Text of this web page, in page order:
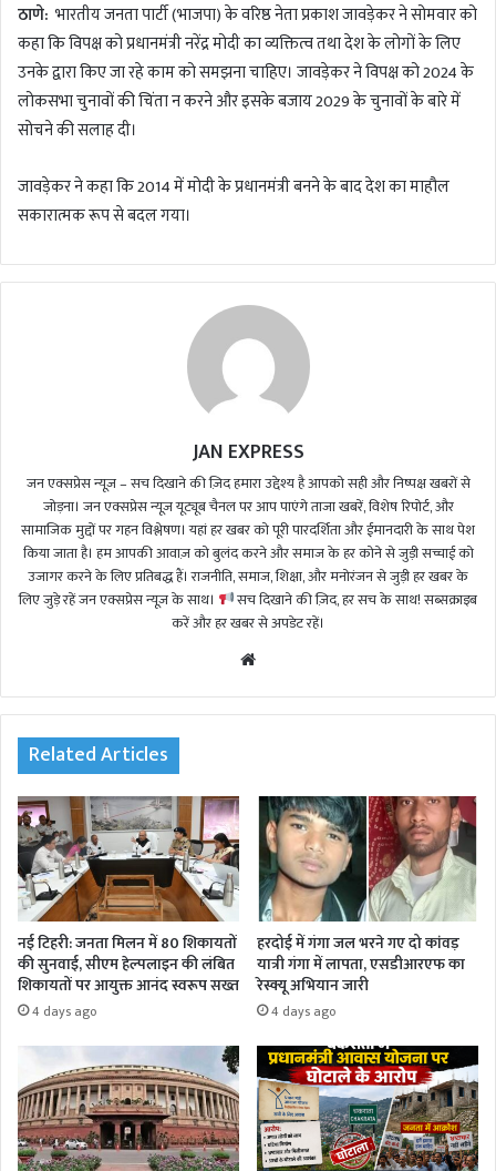
a
n
e
m
l
ठाणे: भारतीय जनता पार्टी (भाजपा) के वरिष्ठ नेता प्रकाश जावड़ेकर ने सोमवार को
कहा कि विपक्ष को प्रधानमंत्री नरेंद्र मोदी का व्यक्तित्व तथा देश के लोगों के लिए
उनके द्वारा किए जा रहे काम को समझना चाहिए। जावड़ेकर ने विपक्ष को 2024 के
लोकसभा चुनावों की चिंता न करने और इसके बजाय 2029 के चुनावों के बारे में
सोचने की सलाह दी।
जावड़ेकर ने कहा कि 2014 में मोदी के प्रधानमंत्री बनने के बाद देश का माहौल
सकारात्मक रूप से बदल गया।
JAN EXPRESS
जन एक्सप्रेस न्यूज़ – सच दिखाने की ज़िद हमारा उद्देश्य है आपको सही और निष्पक्ष खबरों से
जोड़ना। जन एक्सप्रेस न्यूज़ यूट्यूब चैनल पर आप पाएंगे ताजा खबरें, विशेष रिपोर्ट, और
सामाजिक मुद्दों पर गहन विश्लेषण। यहां हर खबर को पूरी पारदर्शिता और ईमानदारी के साथ पेश
किया जाता है। हम आपकी आवाज़ को बुलंद करने और समाज के हर कोने से जुड़ी सच्चाई को
उजागर करने के लिए प्रतिबद्ध हैं। राजनीति, समाज, शिक्षा, और मनोरंजन से जुड़ी हर खबर के
लिए जुड़े रहें जन एक्सप्रेस न्यूज़ के साथ।
सच दिखाने की ज़िद, हर सच के साथ! सब्सक्राइब
करें और हर खबर से अपडेट रहें।
te
Related Articles
नई टिहरी: जनता मिलन में 80 शिकायतों
की सुनवाई, सीएम हेल्पलाइन की लंबित
शिकायतों पर आयुक्त आनंद स्वरूप सख्त
4 days ago
हरदोई में गंगा जल भरने गए दो कांवड़
यात्री गंगा में लापता, एसडीआरएफ का
रेस्क्यू अभियान जारी
4 days ago